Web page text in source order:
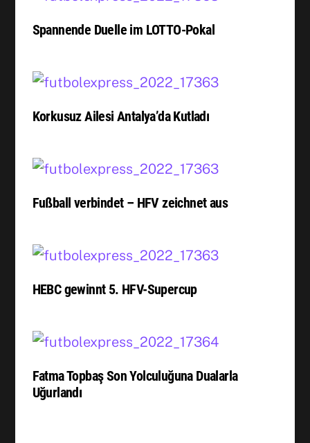
Spannende Duelle im LOTTO-Pokal
Korkusuz Ailesi Antalya’da Kutladı
Fußball verbindet – HFV zeichnet aus
HEBC gewinnt 5. HFV-Supercup
Fatma Topbaş Son Yolculuğuna Dualarla
Uğurlandı